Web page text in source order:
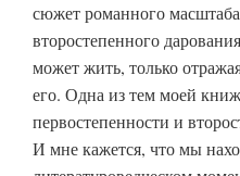
сюжет романного
второстепенного
может жить, только
его. Одна из тем моей
первостепенности и
И мне кажется, что мы